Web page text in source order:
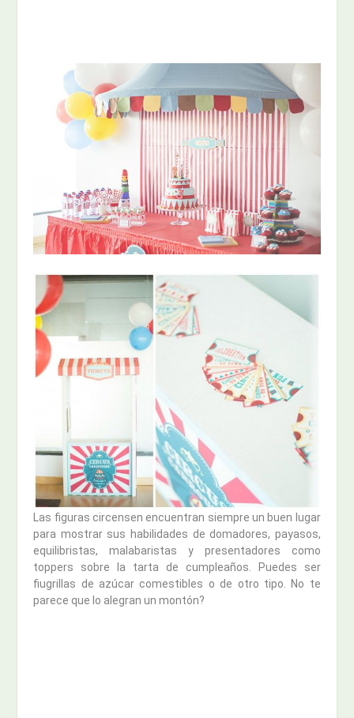
Las figuras circensen encuentran siempre un buen lugar
para mostrar sus habilidades de domadores, payasos,
equilibristas, malabaristas y presentadores como
toppers sobre la tarta de cumpleaños. Puedes ser
fiugrillas de azúcar comestibles o de otro tipo. No te
parece que lo alegran un montón?